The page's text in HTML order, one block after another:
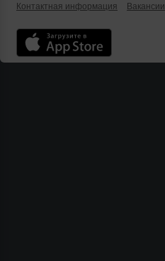
Контактная информация
Вакансии